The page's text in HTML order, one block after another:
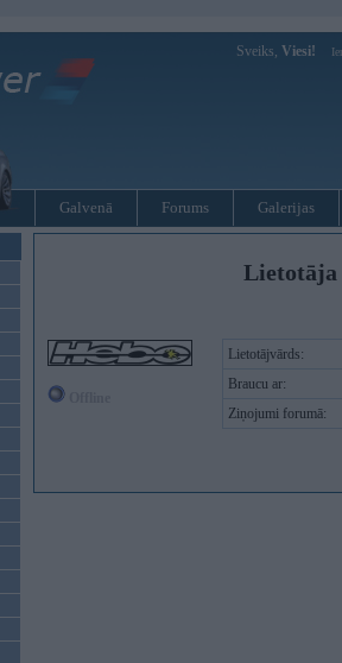
Sveiks, Viesi!
Galvenā Forums Galerijas
Lietotāja
Lietotājvārds:
Braucu ar:
Ziņojumi forumā: